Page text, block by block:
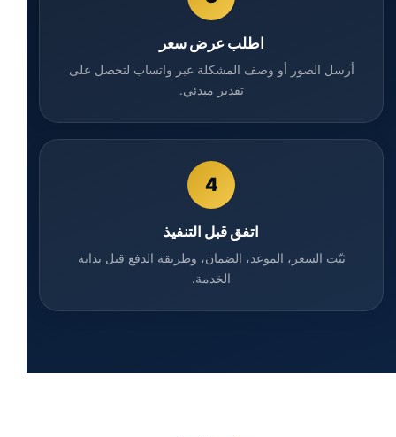
اطلب عرض سعر
أرسل الصور أو وصف المشكلة عبر واتساب لتحصل على
تقدير مبدئي.
4
اتفق قبل التنفيذ
ثبّت السعر، الموعد، الضمان، وطريقة الدفع قبل بداية
الخدمة.